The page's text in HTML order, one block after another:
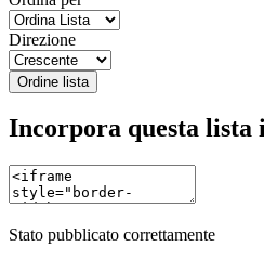
Direzione
Ordine lista
Incorpora questa lista
Stato pubblicato correttamente